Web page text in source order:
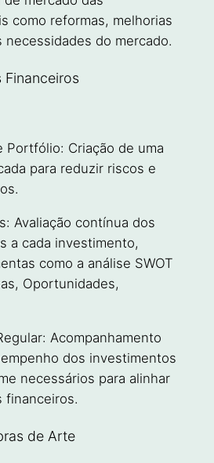
como reformas, melhorias
necessidades do mercado.
Financeiros
Portfólio: Criação de uma
para reduzir riscos e
Avaliação contínua dos
a cada investimento,
como a análise SWOT
Oportunidades,
Acompanhamento
dos investimentos
necessários para alinhar
financeiros.
de Arte